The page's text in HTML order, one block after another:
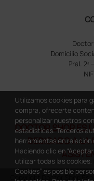
Domicilio
Pral. 2ª
DOCTOR SHOP ES
DEDICADO A LA
Copyright Doctor Shop
Utilizamos cookies para
compra, ofrecerte
personalizar nuestros
estadísticas. Terceros
herramientas en
Haciendo clic en
utilizar todas las cookies.
Cookies” es posible